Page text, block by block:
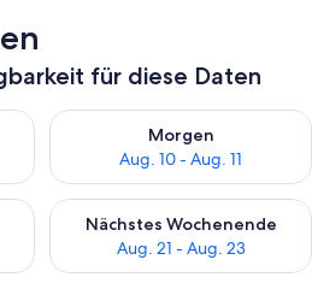
für diese Daten
für heute Nacht, Aug. 9 - Aug.
Morgen
Aug. 10 - Aug. 11
Überprüfe die Verfügbarkeit
für dieses Wochenende, Aug. 14
Nächstes Wochenende
Aug. 21 - Aug. 23
Überprüfe die Verfügbarkeit